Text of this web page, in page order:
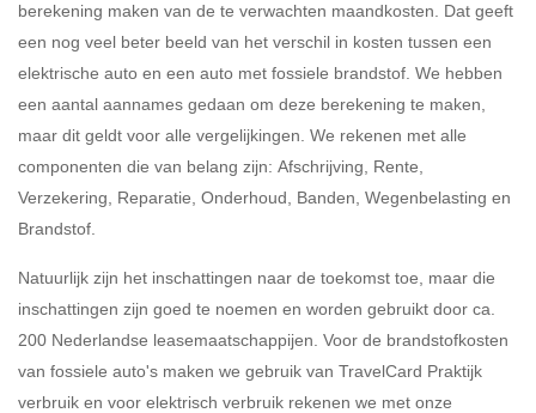
Rijdt u meer dan 500
kilometer privé?
Ja Nee
Belastingspercentage
37,07% (Belastbaar tot €
69.399,- )
Eigen bijdrage
berekening maken van de te verwachten maandkosten. Dat geeft
een nog veel beter beeld van het verschil in kosten tussen een
elektrische auto en een auto met fossiele brandstof. We hebben
een aantal aannames gedaan om deze berekening te maken,
maar dit geldt voor alle vergelijkingen. We rekenen met alle
componenten die van belang zijn: Afschrijving, Rente,
Verzekering, Reparatie, Onderhoud, Banden, Wegenbelasting en
Brandstof.
Natuurlijk zijn het inschattingen naar de toekomst toe, maar die
inschattingen zijn goed te noemen en worden gebruikt door ca.
200 Nederlandse leasemaatschappijen. Voor de brandstofkosten
van fossiele auto's maken we gebruik van TravelCard Praktijk
verbruik en voor elektrisch verbruik rekenen we met onze